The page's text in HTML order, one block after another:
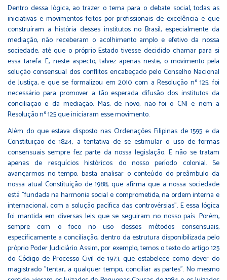
Dentro dessa lógica, ao trazer o tema para o debate social, todas as
iniciativas e movimentos feitos por profissionais de excelência e que
construíram a história desses institutos no Brasil, especialmente da
mediação, não receberam o acolhimento amplo e efetivo da nossa
sociedade, até que o próprio Estado tivesse decidido chamar para si
essa tarefa. E, neste aspecto, talvez apenas neste, o movimento pela
solução consensual dos conflitos encabeçado pelo Conselho Nacional
de Justiça, e que se formalizou em 2010 com a Resolução nº 125, foi
necessário para promover a tão esperada difusão dos institutos da
conciliação e da mediação. Mas, de novo, não foi o CNJ e nem a
Resolução nº 125 que iniciaram esse movimento.
Além do que estava disposto nas Ordenações Filipinas de 1595 e da
Constituição de 1824, a tentativa de se estimular o uso de formas
consensuais sempre fez parte da nossa legislação. E não se tratam
apenas de resquícios históricos do nosso período colonial. Se
avançarmos no tempo, basta analisar o conteúdo do preâmbulo da
nossa atual Constituição de 1988, que afirma que a nossa sociedade
está "fundada na harmonia social e comprometida, na ordem interna e
internacional, com a solução pacífica das controvérsias". E essa lógica
foi mantida em diversas leis que se seguiram no nosso país. Porém,
sempre com o foco no uso desses métodos consensuais,
especificamente a conciliação, dentro da estrutura disponibilizada pelo
próprio Poder Judiciário. Assim, por exemplo, temos o texto do artigo 125
do Código de Processo Civil de 1973, que estabelece como dever do
magistrado "tentar, a qualquer tempo, conciliar as partes". No mesmo